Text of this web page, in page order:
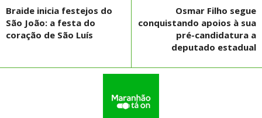
Braide inicia festejos do
São João: a festa do
coração de São Luís
Osmar Filho segue
conquistando apoios à sua
pré-candidatura a
deputado estadual